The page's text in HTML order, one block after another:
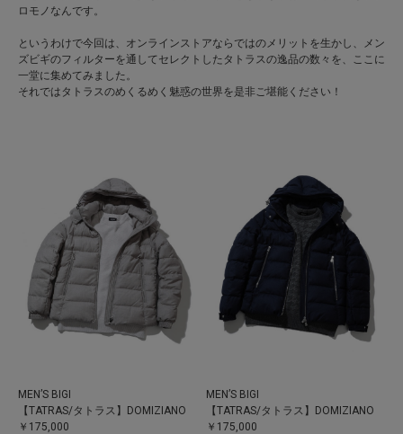
ロモノなんです。
というわけで今回は、オンラインストアならではのメリットを生かし、メン
ズビギのフィルターを通してセレクトしたタトラスの逸品の数々を、ここに
一堂に集めてみました。
それではタトラスのめくるめく魅惑の世界を是非ご堪能ください！
MEN’S BIGI
【TATRAS/タトラス】DOMIZIANO
￥175,000
MEN’S BIGI
【TATRAS/タトラス】DOMIZIANO
￥175,000